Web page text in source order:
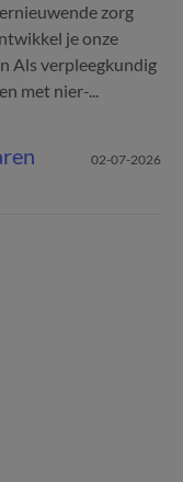
zorg
je onze
Als verpleegkundig
met nier-...
02-07-2026